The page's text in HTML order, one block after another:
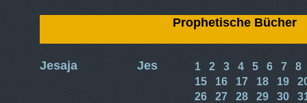
Prophetische Bücher
Jesaja Jes 1 2 3 4 5 6 7
8
15
16 17 18 19
26
27 28 29 30